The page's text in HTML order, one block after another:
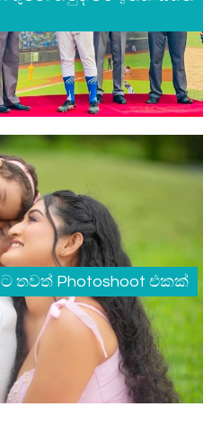
තවත් Photoshoot එකක්